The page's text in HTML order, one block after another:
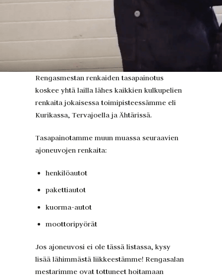
Rengasmestan renkaiden tasapainotus
koskee yhtä lailla lähes kaikkien kulkupelien
renkaita jokaisessa toimipisteessämme eli
Kurikassa, Tervajoella ja Ähtärissä.
Tasapainotamme muun muassa seuraavien
ajoneuvojen renkaita:
henkilöautot
pakettiautot
kuorma-autot
moottoripyörät
Jos ajoneuvosi ei ole tässä listassa, kysy
lisää lähimmästä liikkeestämme! Rengasalan
mestarimme ovat tottuneet hoitamaan